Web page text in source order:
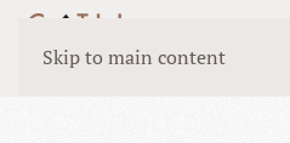
Skip to main content